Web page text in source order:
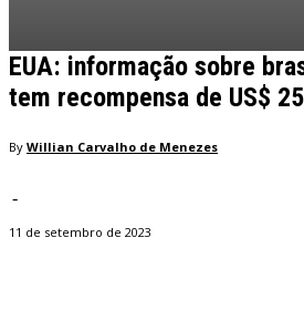
EUA: informação sobre
tem recompensa de US$
By Willian Carvalho de Menezes
-
11 de setembro de 2023